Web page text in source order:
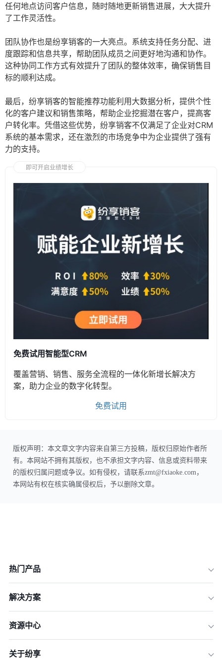
任何地点访问客户信息，随时随地更新销售进展，大大提升
了工作灵活性。
团队协作也是纷享销客的一大亮点。系统支持任务分配、进
度跟踪和信息共享，帮助团队成员之间更好地沟通和协作。
这种协同工作方式有效提升了团队的整体效率，确保销售目
标的顺利达成。
最后，纷享销客的智能推荐功能利用大数据分析，提供个性
化的客户建议和销售策略，帮助企业挖掘潜在客户，提高客
户转化率。凭借这些优势，纷享销客不仅满足了企业对CRM
系统的基本需求，还在激烈的市场竞争中为企业提供了强有
力的支持。
即可开启业绩增长
免费试用智能型CRM
覆盖营销、销售、服务全流程的一体化新增长解决方
案，助力企业的数字化转型。
免费试用
版权声明：本文章文字内容来自第三方投稿，版权归原始作者所
有。本网站不拥有其版权，也不承担文字内容、信息或资料带来
的版权归属问题或争议。如有侵权，请联系zmt@fxiaoke.com，
本网站有权在核实确属侵权后，予以删除文章。
热门产品
解决方案
资源中心
关于纷享